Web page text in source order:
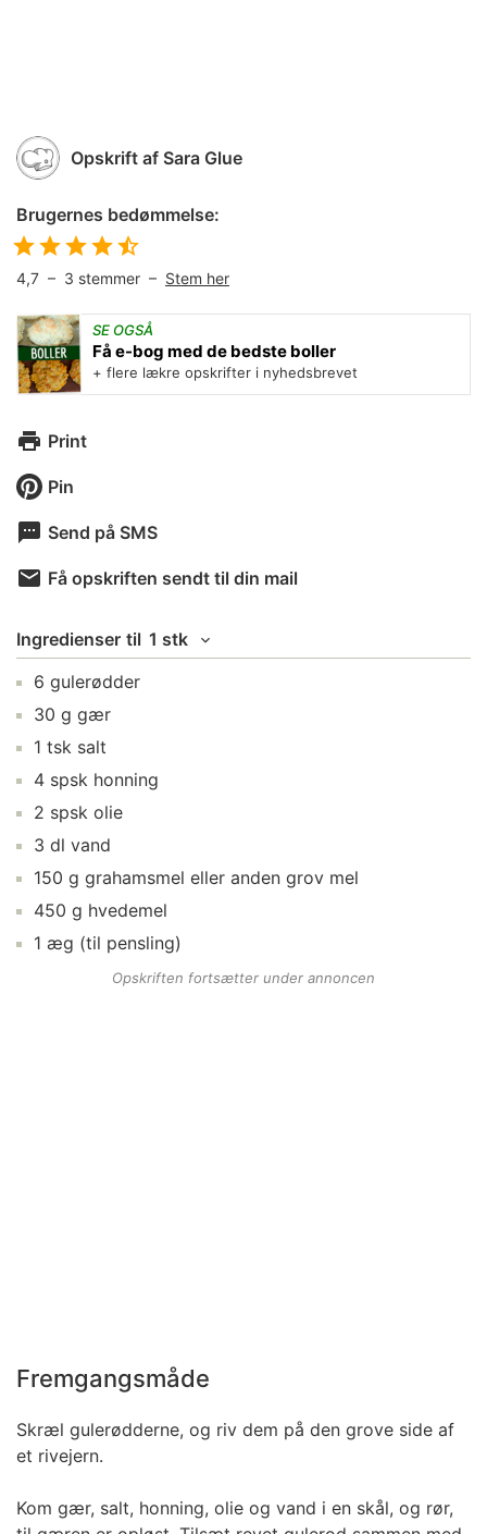
Opskrift af Sara Glue
Brugernes bedømmelse:
4,7 – 3 stemmer – Stem her
SE OGSÅ
Få e-bog med de bedste boller
+ flere lækre opskrifter i nyhedsbrevet
Print
Pin
Send på SMS
Få opskriften sendt til din mail
Ingredienser til 1 stk
6 gulerødder
30 g gær
1 tsk salt
4 spsk honning
2 spsk olie
3 dl vand
150 g grahamsmel eller anden grov mel
450 g hvedemel
1 æg (til pensling)
Opskriften fortsætter under annoncen
Fremgangsmåde
Skræl gulerødderne, og riv dem på den grove side af
et rivejern.
Kom gær, salt, honning, olie og vand i en skål, og rør,